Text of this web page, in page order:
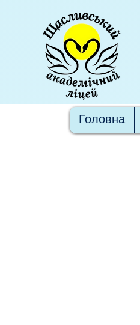
Головна